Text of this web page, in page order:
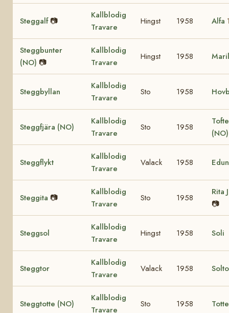
Steggalf 📷
Kallblodig
Travare
Hingst 1958 Alfa
Steggbunter
(NO) 📷
Kallblodig
Travare
Hingst 1958
Steggbyllan
Kallblodig
Travare
Sto 1958
Steggfjära (NO)
Kallblodig
Travare
Sto 1958
Steggflykt
Kallblodig
Travare
Valack 1958
Steggita 📷
Kallblodig
Travare
Sto 1958
Rita
📷
Steggsol
Kallblodig
Travare
Hingst 1958 Soli
Steggtor
Kallblodig
Travare
Valack 1958
Steggtotte (NO)
Kallblodig
Travare
Sto 1958